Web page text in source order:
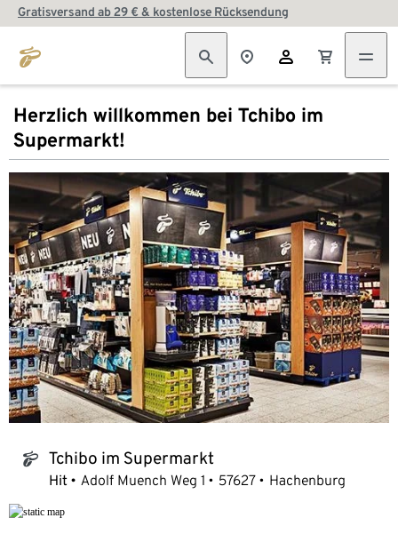
Gratisversand ab 29 € & kostenlose Rücksendung
Herzlich willkommen bei Tchibo im
Supermarkt!
tchibo_logo Tchibo im Supermarkt
Hit Adolf Muench Weg 1 57627 Hachenburg